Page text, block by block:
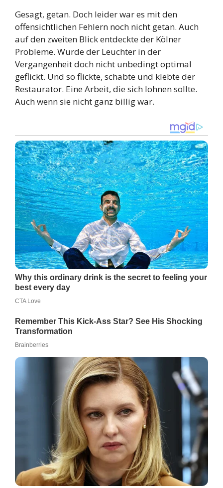
Gesagt, getan. Doch leider war es mit den
offensichtlichen Fehlern noch nicht getan. Auch
auf den zweiten Blick entdeckte der Kölner
Probleme. Wurde der Leuchter in der
Vergangenheit doch nicht unbedingt optimal
geflickt. Und so flickte, schabte und klebte der
Restaurator. Eine Arbeit, die sich lohnen sollte.
Auch wenn sie nicht ganz billig war.